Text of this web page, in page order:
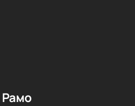
Рамо